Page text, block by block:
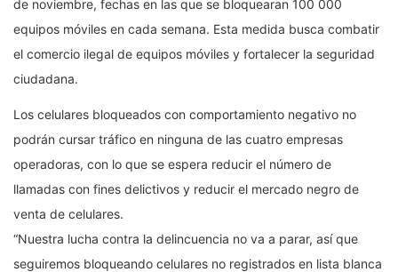
de noviembre, fechas en las que se bloquearan 100 000
equipos móviles en cada semana. Esta medida busca combatir
el comercio ilegal de equipos móviles y fortalecer la seguridad
ciudadana.
Los celulares bloqueados con comportamiento negativo no
podrán cursar tráfico en ninguna de las cuatro empresas
operadoras, con lo que se espera reducir el número de
llamadas con fines delictivos y reducir el mercado negro de
venta de celulares.
“Nuestra lucha contra la delincuencia no va a parar, así que
seguiremos bloqueando celulares no registrados en lista blanca